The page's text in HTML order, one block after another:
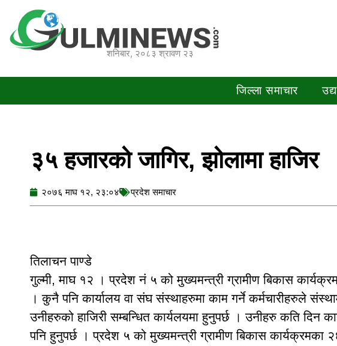
content
शनिबार, २०८३ श्रावण २३
जिल्ला समाचार
३५ हजारको जागिर, झोलामा हाजिर
२०७६ माघ १२, २३:०४ प्रदेश समाचार
तिलाचन पाण्डे
गुल्मी, माघ १२ । प्रदेश नं ५ को मुख्यमन्त्री ग्रामीण बिकास
। कुनै पनि कार्यालय वा संघ संस्थाहरुमा काम गर्ने कर्मचारीहरुले
उनीहरुको हाजिरी सम्बन्धित कार्यलयमा हुनुपर्छ । उनीहरु कति दिन
पनि हुनुपर्छ । प्रदेश ५ को मुख्यमन्त्री ग्रामीण बिकास कार्यक्रमका